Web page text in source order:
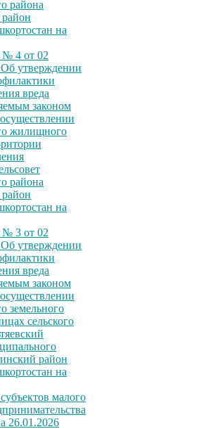
района
на
№ 4 от 02
Об утверждении
вреда
законом
жилищного
района
на
№ 3 от 02
Об утверждении
вреда
законом
земельного
сельского
район
на
малого
26.01.2026